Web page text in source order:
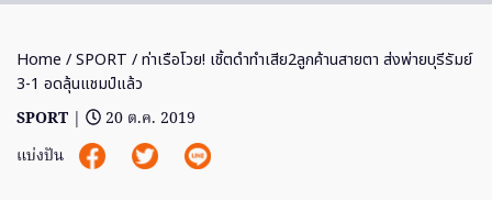
Home /SPORT / ท่าเรือโวย! เชิ้ตดำทำเสีย2ลูกค้านสายตา ส่งพ่ายบุรีรัมย์
3-1 อดลุ้นแชมป์แล้ว
SPORT |
20 ต.ค. 2019
แบ่งปัน